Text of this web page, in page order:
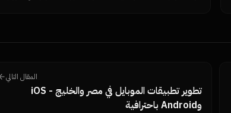
المقال التالي
تطوير تطبيقات الموبايل في مصر والخليج - iOS
وAndroid باحترافية